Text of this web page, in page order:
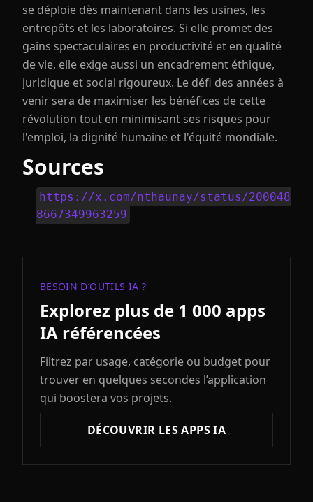
se déploie dès maintenant dans les usines, les
entrepôts et les laboratoires. Si elle promet des
gains spectaculaires en productivité et en qualité
de vie, elle exige aussi un encadrement éthique,
juridique et social rigoureux. Le défi des années à
venir sera de maximiser les bénéfices de cette
révolution tout en minimisant ses risques pour
l'emploi, la dignité humaine et l'équité mondiale.
Sources
https://x.com/nthaunay/status/200048
8667349963259
BESOIN D’OUTILS IA ?
Explorez plus de 1 000 apps
IA référencées
Filtrez par usage, catégorie ou budget pour
trouver en quelques secondes l’application
qui boostera vos projets.
DÉCOUVRIR LES APPS IA